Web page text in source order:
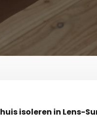
huis isoleren in Lens-